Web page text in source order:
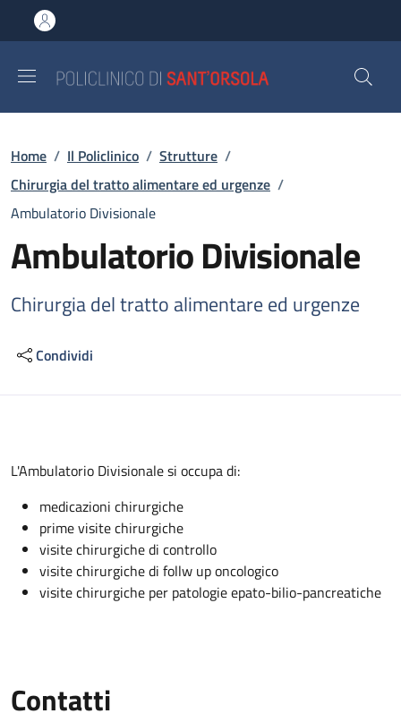
al contenuto principale
to footer content
Briciole di pane
Home / Il Policlinico / Strutture /
Chirurgia del tratto alimentare ed urgenze /
Ambulatorio Divisionale
Ambulatorio Divisionale
Chirurgia del tratto alimentare ed urgenze
Condividi
L'Ambulatorio Divisionale si occupa di:
medicazioni chirurgiche
prime visite chirurgiche
visite chirurgiche di controllo
visite chirurgiche di follw up oncologico
visite chirurgiche per patologie epato-bilio-pancreatiche
Contatti